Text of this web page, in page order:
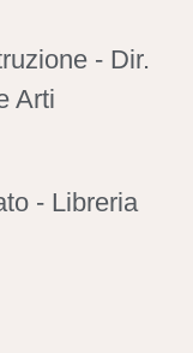
- Dir.
Arti
- Libreria